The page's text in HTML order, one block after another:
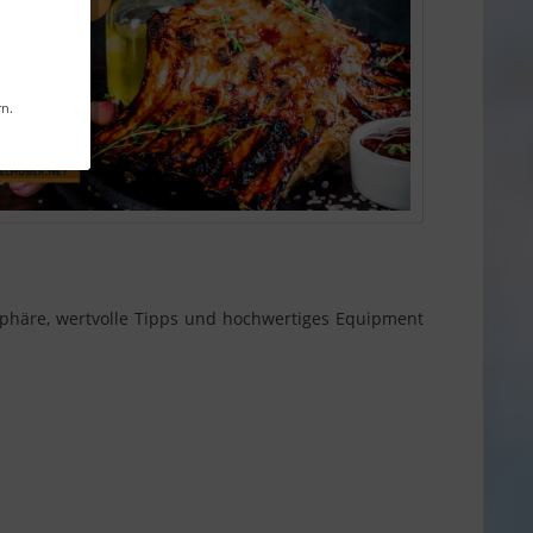
wertvolle Tipps und hochwertiges Equipment